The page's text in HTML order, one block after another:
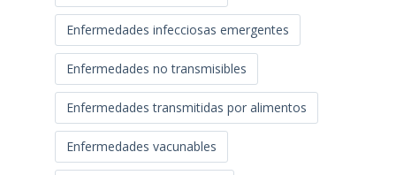
Enfermedades infecciosas emergentes
Enfermedades no transmisibles
Enfermedades transmitidas por alimentos
Enfermedades vacunables